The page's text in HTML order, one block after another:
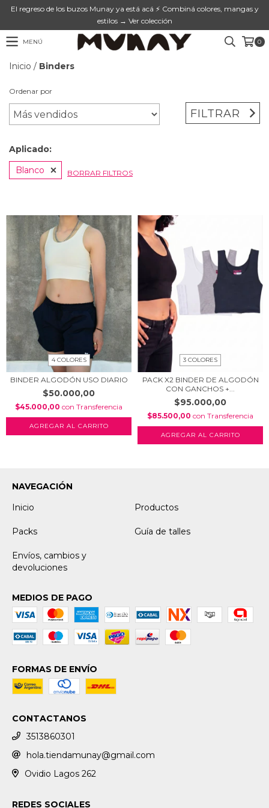
El regreso de los buzos Munay ya está acá ⚡ Combiná colores, mangas y
estilos → Ver colección
MENÚ 0
Inicio / Binders
Ordenar por
FILTRAR
Aplicado:
Blanco
BORRAR FILTROS
4 COLORES
BINDER ALGODÓN USO DIARIO
$50.000,00
$45.000,00 con Transferencia
AGREGAR AL CARRITO
3 COLORES
PACK X2 BINDER DE ALGODÓN
CON GANCHOS +...
$95.000,00
$85.500,00 con Transferencia
AGREGAR AL CARRITO
NAVEGACIÓN
Inicio
Productos
Packs Guía de talles
Envíos, cambios y
devoluciones
MEDIOS DE PAGO
FORMAS DE ENVÍO
CONTACTANOS
3513860301
hola.tiendamunay@gmail.com
Ovidio Lagos 262
REDES SOCIALES